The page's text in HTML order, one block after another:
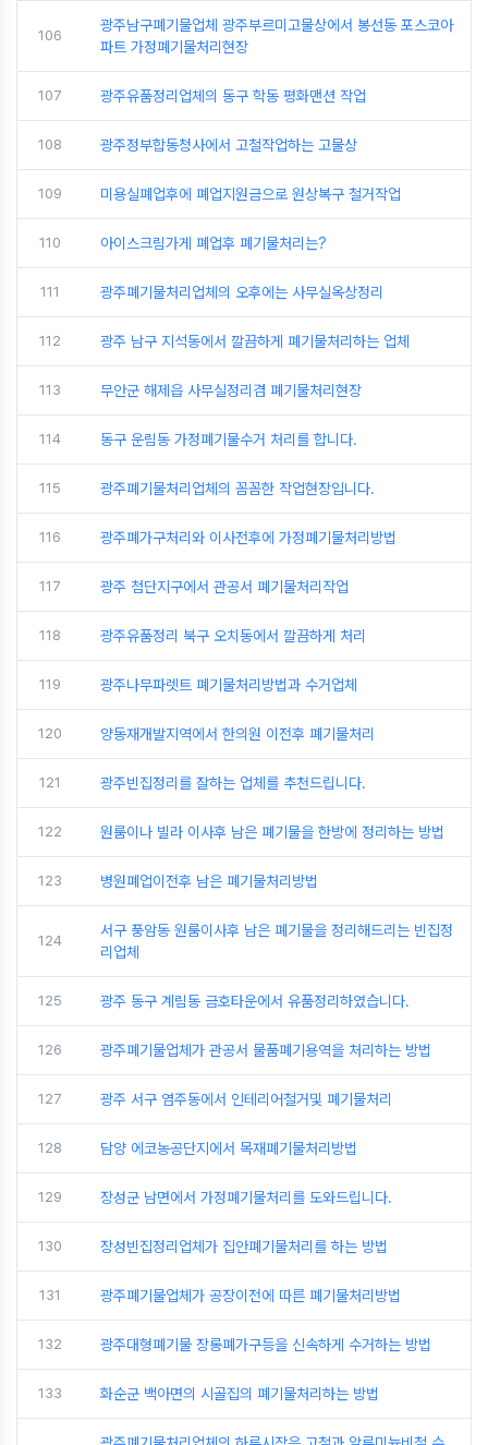
106
광주남구폐기물업체 광주부르미고물상에서 봉선동 포스코아
파트 가정폐기물처리현장
107 광주유품정리업체의 동구 학동 평화맨션 작업
108 광주정부합동청사에서 고철작업하는 고물상
109 미용실폐업후에 폐업지원금으로 원상복구 철거작업
110 아이스크림가게 폐업후 폐기물처리는?
111 광주폐기물처리업체의 오후에는 사무실옥상정리
112 광주 남구 지석동에서 깔끔하게 폐기물처리하는 업체
113 무안군 해제읍 사무실정리겸 폐기물처리현장
114 동구 운림동 가정폐기물수거 처리를 합니다.
115 광주폐기물처리업체의 꼼꼼한 작업현장입니다.
116 광주폐가구처리와 이사전후에 가정폐기물처리방법
117 광주 첨단지구에서 관공서 폐기물처리작업
118 광주유품정리 북구 오치동에서 깔끔하게 처리
119 광주나무파렛트 폐기물처리방법과 수거업체
120 양동재개발지역에서 한의원 이전후 폐기물처리
121 광주빈집정리를 잘하는 업체를 추천드립니다.
122 원룸이나 빌라 이사후 남은 폐기물을 한방에 정리하는 방법
123 병원폐업이전후 남은 폐기물처리방법
124
서구 풍암동 원룸이사후 남은 폐기물을 정리해드리는 빈집정
리업체
125 광주 동구 계림동 금호타운에서 유품정리하였습니다.
126 광주폐기물업체가 관공서 물품폐기용역을 처리하는 방법
127 광주 서구 염주동에서 인테리어철거및 폐기물처리
128 담양 에코농공단지에서 목재폐기물처리방법
129 장성군 남면에서 가정폐기물처리를 도와드립니다.
130 장성빈집정리업체가 집안폐기물처리를 하는 방법
131 광주폐기물업체가 공장이전에 따른 폐기물처리방법
132 광주대형폐기물 장롱폐가구등을 신속하게 수거하는 방법
133 화순군 백아면의 시골집의 폐기물처리하는 방법